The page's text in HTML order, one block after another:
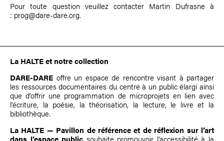
Pour toute question veuillez contacter Martin Dufrasne à
: prog@dare-dare.org.
La HALTE et notre collection
DARE-DARE offre un espace de rencontre visant à partager
les ressources documentaires du centre à un public élargi ainsi
que d’offrir une programmation de microprojets en lien avec
l’écriture, la poésie, la théorisation, la lecture, le livre et la
bibliothèque.
La HALTE — Pavillon de référence et de réflexion sur l’art
dans l’espace public souhaite promouvoir l’accessibilité à la